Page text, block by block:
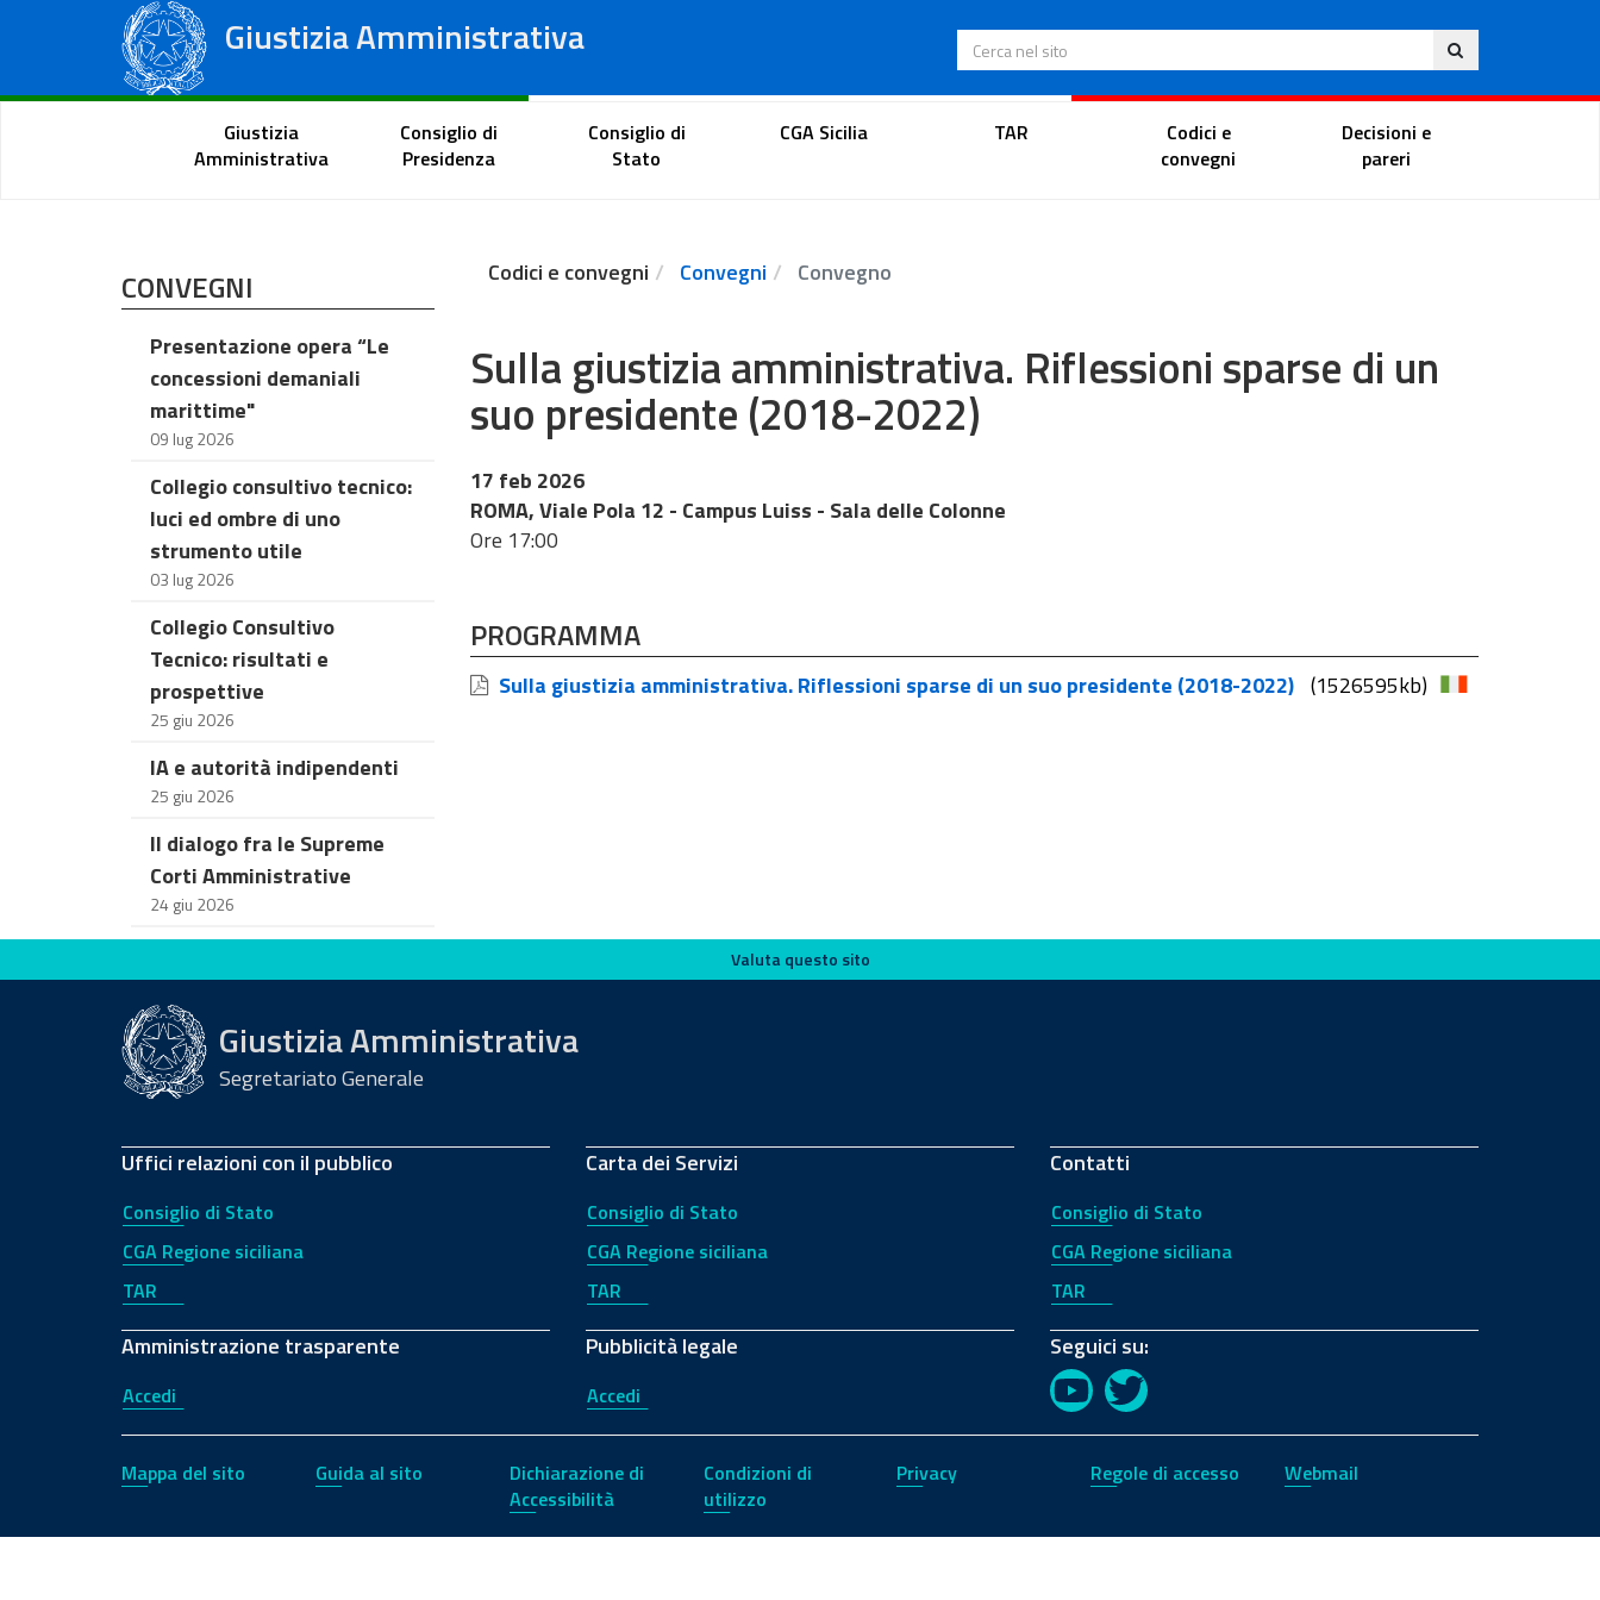
Giustizia Amministrativa
Tribunali Amministrativi Regionali
Ita
Cerca nel sito
Portale del cittadino Portale dell'avvocato Portale del magistrato
Giustizia
Amministrativa
Consiglio di
Presidenza
Consiglio di
Stato
CGA Sicilia TAR
Codici e
convegni
Decisioni e
pareri
CONVEGNI
Presentazione opera “Le
concessioni demaniali
marittime"
09 lug 2026
Collegio consultivo tecnico:
luci ed ombre di uno
strumento utile
03 lug 2026
Collegio Consultivo
Tecnico: risultati e
prospettive
25 giu 2026
IA e autorità indipendenti
25 giu 2026
Il dialogo fra le Supreme
Corti Amministrative
24 giu 2026
Codici e convegni Convegni Convegno
Sulla giustizia amministrativa. Riflessioni sparse di un
suo presidente (2018-2022)
17 feb 2026
ROMA, Viale Pola 12 - Campus Luiss - Sala delle Colonne
Ore 17:00
PROGRAMMA
Sulla giustizia amministrativa. Riflessioni sparse di un suo presidente (2018-2022) (1526595kb)
Valuta questo sito Valuta questo sito
Giustizia Amministrativa
Segretariato Generale
Uffici relazioni con il pubblico
Consiglio di Stato
CGA Regione siciliana
TAR
Amministrazione trasparente
Accedi
Carta dei Servizi
Consiglio di Stato
CGA Regione siciliana
TAR
Pubblicità legale
Accedi
Contatti
Consiglio di Stato
CGA Regione siciliana
TAR
Seguici su:
YouTubeTwitter
Mappa del sito Guida al sito
Dichiarazione di
Accessibilità
Condizioni di
utilizzo
Privacy Regole di accesso Webmail